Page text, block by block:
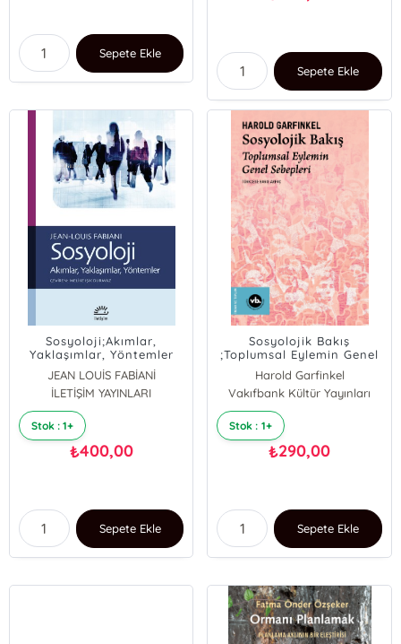
Sepete Ekle
Sepete Ekle
Sosyoloji;Akımlar,
Yaklaşımlar, Yöntemler
JEAN LOUİS FABİANİ
İLETİŞİM YAYINLARI
Stok : 1+
₺400,00
Sepete Ekle
Sosyolojik Bakış
;Toplumsal Eylemin Genel
Sebepleri
Harold Garfinkel
Vakıfbank Kültür Yayınları
Stok : 1+
₺290,00
Sepete Ekle